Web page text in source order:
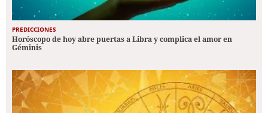
PREDICCIONES
Horóscopo de hoy abre puertas a Libra y complica el amor en
Géminis